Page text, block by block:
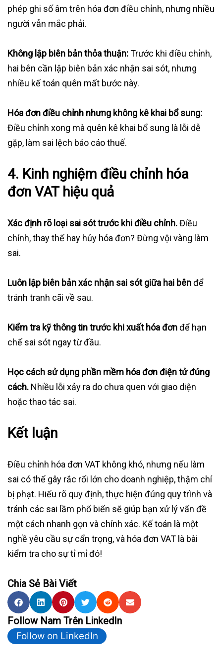
phép ghi số âm trên hóa đơn điều chỉnh, nhưng nhiều
người vẫn mắc phải.
Không lập biên bản thỏa thuận:Trước khi điều chỉnh,
hai bên cần lập biên bản xác nhận sai sót, nhưng
nhiều kế toán quên mất bước này.
Hóa đơn điều chỉnh nhưng không kê khai bổ sung:
Điều chỉnh xong mà quên kê khai bổ sung là lỗi dễ
gặp, làm sai lệch báo cáo thuế.
4. Kinh nghiệm điều chỉnh hóa
đơn VAT hiệu quả
Xác định rõ loại sai sót trước khi điều chỉnh.Điều
chỉnh, thay thế hay hủy hóa đơn? Đừng vội vàng làm
sai.
Luôn lập biên bản xác nhận sai sót giữa hai bênđể
tránh tranh cãi về sau.
Kiểm tra kỹ thông tin trước khi xuất hóa đơnđể hạn
chế sai sót ngay từ đầu.
Học cách sử dụng phần mềm hóa đơn điện tử đúng
cách. Nhiều lỗi xảy ra do chưa quen với giao diện
hoặc thao tác sai.
Kết luận
Điều chỉnh hóa đơn VAT không khó, nhưng nếu làm
sai có thể gây rắc rối lớn cho doanh nghiệp, thậm chí
bị phạt. Hiểu rõ quy định, thực hiện đúng quy trình và
tránh các sai lầm phổ biến sẽ giúp bạn xử lý vấn đề
một cách nhanh gọn và chính xác. Kế toán là một
nghề yêu cầu sự cẩn trọng, và hóa đơn VAT là bài
kiểm tra cho sự tỉ mỉ đó!
Chia Sẻ Bài Viết
Follow Nam Trên LinkedIn
Follow on LinkedIn